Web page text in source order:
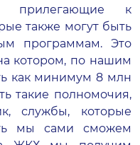
прилегающие к
также могут быть
программам. Это
котором, по нашим
как минимум 8 млн
такие полномочия,
службы, которые
мы сами сможем